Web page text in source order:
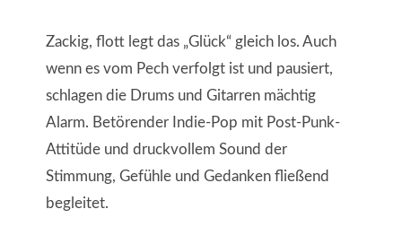
Zackig, flott legt das „Glück“ gleich los. Auch
wenn es vom Pech verfolgt ist und pausiert,
schlagen die Drums und Gitarren mächtig
Alarm. Betörender Indie-Pop mit Post-Punk-
Attitüde und druckvollem Sound der
Stimmung, Gefühle und Gedanken fließend
begleitet.